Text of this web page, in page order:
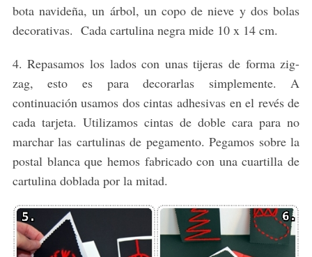
bota navideña, un árbol, un copo de nieve y dos bolas
decorativas. Cada cartulina negra mide 10 x 14 cm.
4. Repasamos los lados con unas tijeras de forma zig-
zag, esto es para decorarlas simplemente. A
continuación usamos dos cintas adhesivas en el revés de
cada tarjeta. Utilizamos cintas de doble cara para no
marchar las cartulinas de pegamento. Pegamos sobre la
postal blanca que hemos fabricado con una cuartilla de
cartulina doblada por la mitad.